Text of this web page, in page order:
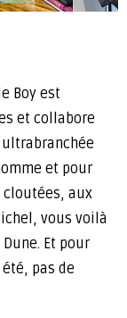
Boy est
et collabore
et pour
cloutées, aux
vous voilà
Et pour
pas de